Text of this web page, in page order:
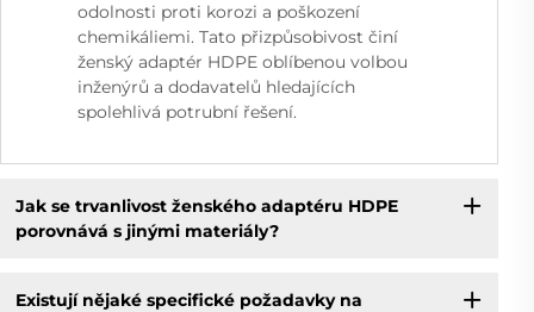
odolnosti proti korozi a poškození
chemikáliemi. Tato přizpůsobivost činí
ženský adaptér HDPE oblíbenou volbou
inženýrů a dodavatelů hledajících
spolehlivá potrubní řešení.
Jak se trvanlivost ženského adaptéru HDPE
porovnává s jinými materiály?
Existují nějaké specifické požadavky na